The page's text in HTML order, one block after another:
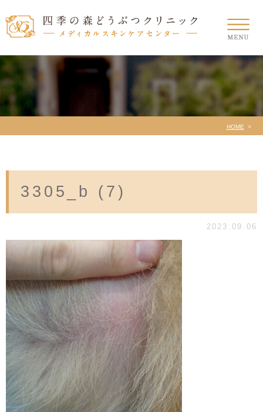
HOME
3305_b (7)
2023.09.06